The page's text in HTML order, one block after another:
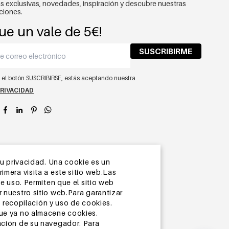
privacidad. Una cookie es un
visita a este sitio web.Las
uso. Permiten que el sitio web
nuestro sitio web.Para garantizar
recopilación y uso de cookies.
ya no almacene cookies.
de su navegador. Para
exclusivas, novedades, inspiración y descubre nuestras
un vale de 5€!
SUSCRIBIRME
botón SUSCRIBIRSE, estás aceptando nuestra